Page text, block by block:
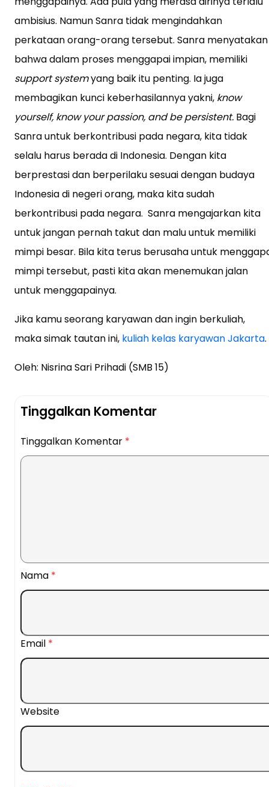
ambisius. Namun Sanra tidak mengindahkan
perkataan orang-orang tersebut. Sanra menyatakan
bahwa dalam proses menggapai impian, memiliki
support systemyang baik itu penting. Ia juga
membagikan kunci keberhasilannya yakni, know
yourself, know your passion, and be persistent. Bagi
Sanra untuk berkontribusi pada negara, kita tidak
selalu harus berada di Indonesia. Dengan kita
berprestasi dan berperilaku sesuai dengan budaya
Indonesia di negeri orang, maka kita sudah
berkontribusi pada negara. Sanra mengajarkan kita
untuk jangan pernah takut dan malu untuk memiliki
mimpi besar. Bila kita terus berusaha untuk
mimpi tersebut, pasti kita akan menemukan jalan
untuk menggapainya.
Jika kamu seorang karyawan dan ingin berkuliah,
maka simak tautan ini, kuliah kelas karyawan Jakarta.
Oleh: Nisrina Sari Prihadi (SMB 15)
Tinggalkan Komentar
Tinggalkan Komentar *
Nama *
Email *
Website